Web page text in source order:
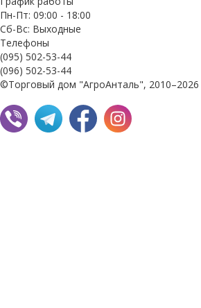
Пн-Пт: 09:00 - 18:00
Сб-Вс: Выходные
Телефоны
(095) 502-53-44
(096) 502-53-44
©Торговый дом "АгроАнталь", 2010–2026